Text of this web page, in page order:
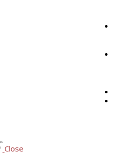
Close